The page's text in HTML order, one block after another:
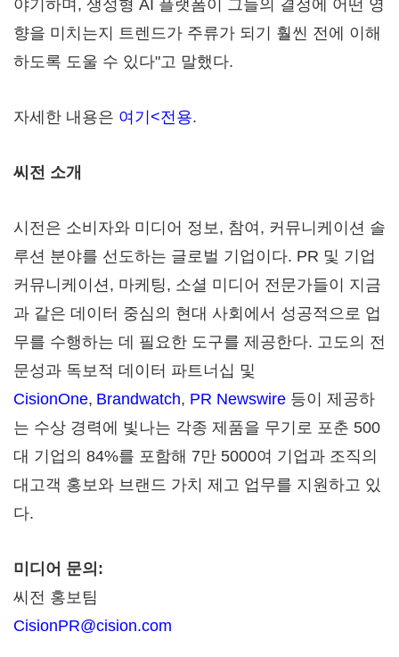
야기하며, 생성형 AI 플랫폼이 그들의 결정에 어떤 영
향을 미치는지 트렌드가 주류가 되기 훨씬 전에 이해
하도록 도울 수 있다"고 말했다.
자세한 내용은 여기<전용.
씨전 소개
시전은 소비자와 미디어 정보, 참여, 커뮤니케이션 솔
루션 분야를 선도하는 글로벌 기업이다. PR 및 기업
커뮤니케이션, 마케팅, 소셜 미디어 전문가들이 지금
과 같은 데이터 중심의 현대 사회에서 성공적으로 업
무를 수행하는 데 필요한 도구를 제공한다. 고도의 전
문성과 독보적 데이터 파트너십 및
CisionOne, Brandwatch, PR Newswire 등이 제공하
는 수상 경력에 빛나는 각종 제품을 무기로 포춘 500
대 기업의 84%를 포함해 7만 5000여 기업과 조직의
대고객 홍보와 브랜드 가치 제고 업무를 지원하고 있
다.
미디어 문의:
씨전 홍보팀
CisionPR@cision.com